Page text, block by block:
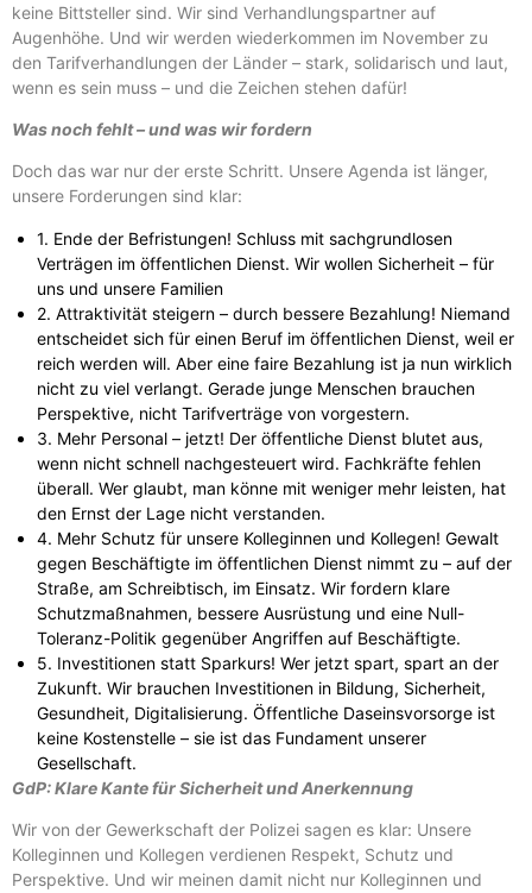
keine Bittsteller sind. Wir sind Verhandlungspartner auf
Augenhöhe. Und wir werden wiederkommen im November zu
den Tarifverhandlungen der Länder – stark, solidarisch und laut,
wenn es sein muss – und die Zeichen stehen dafür!
Was noch fehlt – und was wir fordern
Doch das war nur der erste Schritt. Unsere Agenda ist länger,
unsere Forderungen sind klar:
1. Ende der Befristungen! Schluss mit sachgrundlosen
Verträgen im öffentlichen Dienst. Wir wollen Sicherheit – für
uns und unsere Familien
2. Attraktivität steigern – durch bessere Bezahlung! Niemand
entscheidet sich für einen Beruf im öffentlichen Dienst, weil er
reich werden will. Aber eine faire Bezahlung ist ja nun wirklich
nicht zu viel verlangt. Gerade junge Menschen brauchen
Perspektive, nicht Tarifverträge von vorgestern.
3. Mehr Personal – jetzt! Der öffentliche Dienst blutet aus,
wenn nicht schnell nachgesteuert wird. Fachkräfte fehlen
überall. Wer glaubt, man könne mit weniger mehr leisten, hat
den Ernst der Lage nicht verstanden.
4. Mehr Schutz für unsere Kolleginnen und Kollegen! Gewalt
gegen Beschäftigte im öffentlichen Dienst nimmt zu – auf der
Straße, am Schreibtisch, im Einsatz. Wir fordern klare
Schutzmaßnahmen, bessere Ausrüstung und eine Null-
Toleranz-Politik gegenüber Angriffen auf Beschäftigte.
5. Investitionen statt Sparkurs! Wer jetzt spart, spart an der
Zukunft. Wir brauchen Investitionen in Bildung, Sicherheit,
Gesundheit, Digitalisierung. Öffentliche Daseinsvorsorge ist
keine Kostenstelle – sie ist das Fundament unserer
Gesellschaft.
GdP: Klare Kante für Sicherheit und Anerkennung
Wir von der Gewerkschaft der Polizei sagen es klar: Unsere
Kolleginnen und Kollegen verdienen Respekt, Schutz und
Perspektive. Und wir meinen damit nicht nur Kolleginnen und